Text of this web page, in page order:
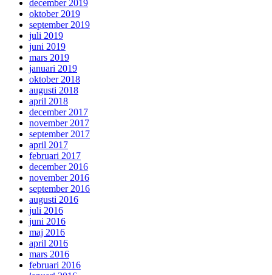
december 2019
oktober 2019
september 2019
juli 2019
juni 2019
mars 2019
januari 2019
oktober 2018
augusti 2018
april 2018
december 2017
november 2017
september 2017
april 2017
februari 2017
december 2016
november 2016
september 2016
augusti 2016
juli 2016
juni 2016
maj 2016
april 2016
mars 2016
februari 2016